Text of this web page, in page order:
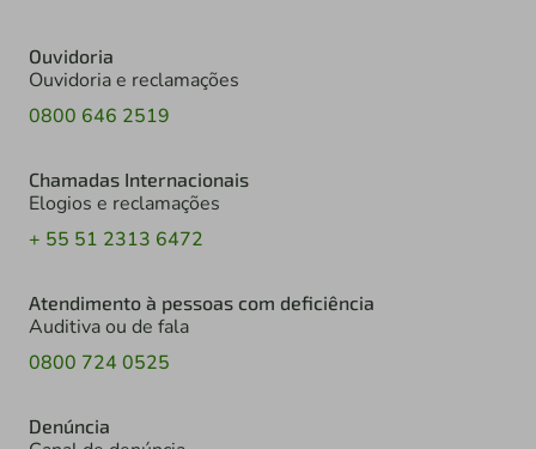
Ouvidoria
Ouvidoria e reclamações
0800 646 2519
Chamadas Internacionais
Elogios e reclamações
+ 55 51 2313 6472
Atendimento à pessoas com deficiência
Auditiva ou de fala
0800 724 0525
Denúncia